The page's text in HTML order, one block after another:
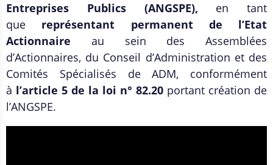
Entreprises Publics (ANGSPE), en tant
que représentant permanent de l’Etat
Actionnaire au sein des Assemblées
d’Actionnaires, du Conseil d’Administration et des
Comités Spécialisés de ADM, conformément
à l’article 5 de la loi n° 82.20 portant création de
l’ANGSPE.